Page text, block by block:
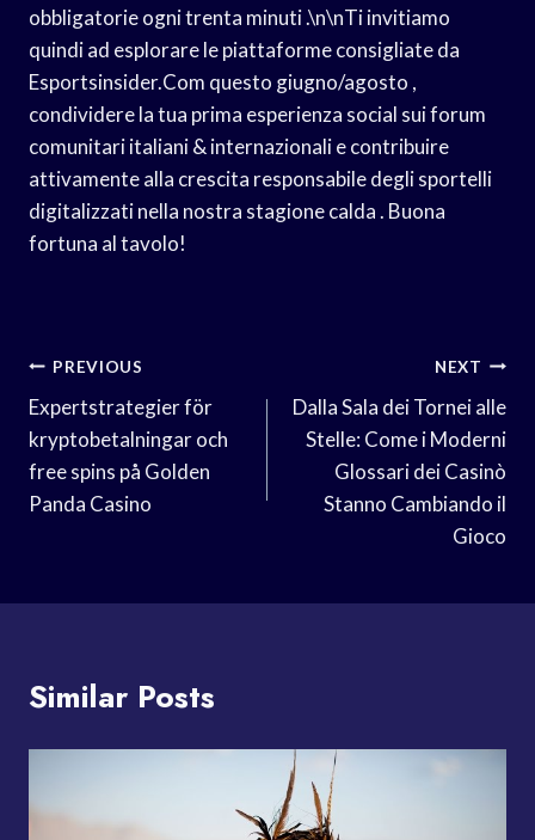
obbligatorie ogni trenta minuti .\n\nTi invitiamo
quindi ad esplorare le piattaforme consigliate da
Esportsinsider.Com questo giugno/agosto ,
condividere la tua prima esperienza social sui forum
comunitari italiani & internazionali e contribuire
attivamente alla crescita responsabile degli sportelli
digitalizzati nella nostra stagione calda . Buona
fortuna al tavolo!
Post
Navigation
PREVIOUS
Expertstrategier för
kryptobetalningar och
free spins på Golden
Panda Casino
NEXT
Dalla Sala dei Tornei alle
Stelle: Come i Moderni
Glossari dei Casinò
Stanno Cambiando il
Gioco
Similar Posts